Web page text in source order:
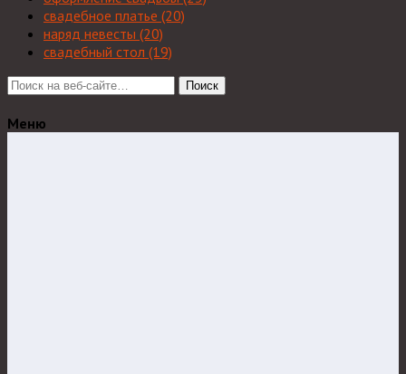
свадебное платье (20)
наряд невесты (20)
свадебный стол (19)
Поиск
Меню